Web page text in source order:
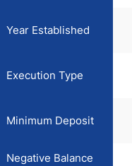
Year Established
Execution Type
Minimum Deposit
Negative Balance